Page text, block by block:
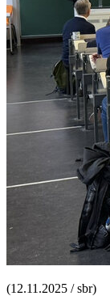
(12.11.2025 / sbr)